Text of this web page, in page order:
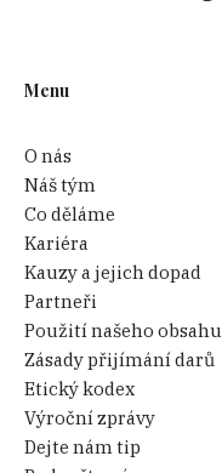
Menu
O nás
Náš tým
Co děláme
Kariéra
Kauzy a jejich dopad
Partneři
Použití našeho obsahu
Zásady přijímání darů
Etický kodex
Výroční zprávy
Dejte nám tip